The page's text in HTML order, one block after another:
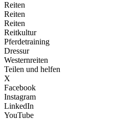
Reiten
Reiten
Reiten
Reitkultur
Pferdetraining
Dressur
Westernreiten
Teilen und helfen
X
Facebook
Instagram
LinkedIn
YouTube